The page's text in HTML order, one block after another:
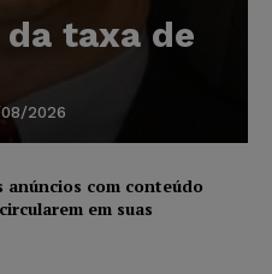
taxa de
2026
anúncios com conteúdo
em suas